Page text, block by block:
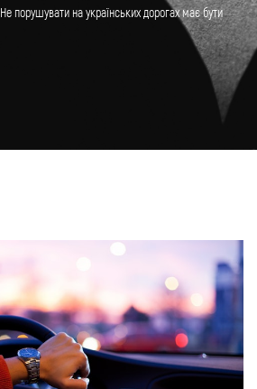
Не порушувати на українських дорогах має бути